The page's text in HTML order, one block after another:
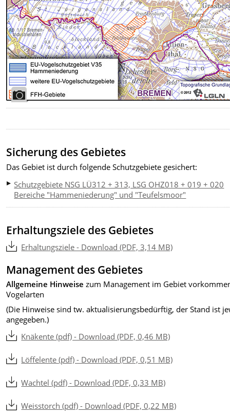
Sicherung des Gebietes
Das Gebiet ist durch folgende Schutzgebiete gesichert:
Schutzgebiete NSG LÜ312 + 313, LSG OHZ018 + 019 + 020
Bereiche "Hammeniederung" und "Teufelsmoor"
Erhaltungsziele des Gebietes
Erhaltungsziele - Download (PDF, 3,14 MB)
Management des Gebietes
Allgemeine Hinweise zum Management im Gebiet
Vogelarten
(Die Hinweise sind tw. aktualisierungsbedürftig, der Stand ist
angegeben.)
Knäkente (pdf) - Download (PDF, 0,46 MB)
Löffelente (pdf) - Download (PDF, 0,51 MB)
Wachtel (pdf) - Download (PDF, 0,33 MB)
Weisstorch (pdf) - Download (PDF, 0,22 MB)